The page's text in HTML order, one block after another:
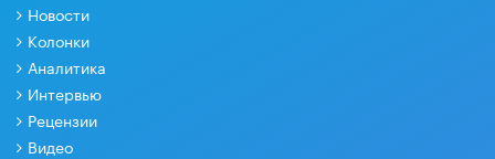
Новости
Колонки
Аналитика
Интервью
Рецензии
Видео